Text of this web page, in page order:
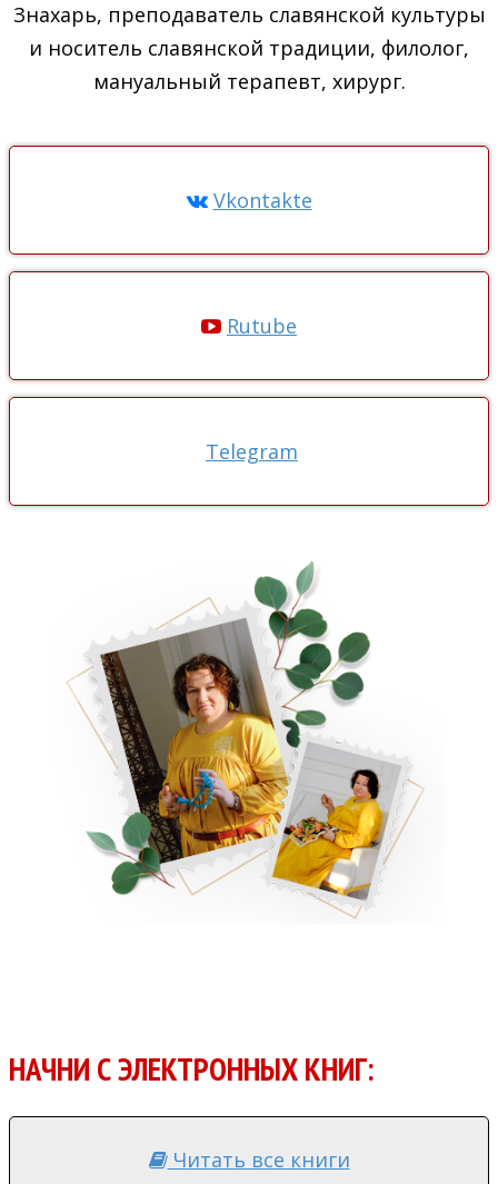
Знахарь, преподаватель славянской культуры
и носитель славянской традиции, филолог,
мануальный терапевт, хирург.
Vkontakte
Rutube
Telegram
НАЧНИ С ЭЛЕКТРОННЫХ КНИГ:
Читать все книги